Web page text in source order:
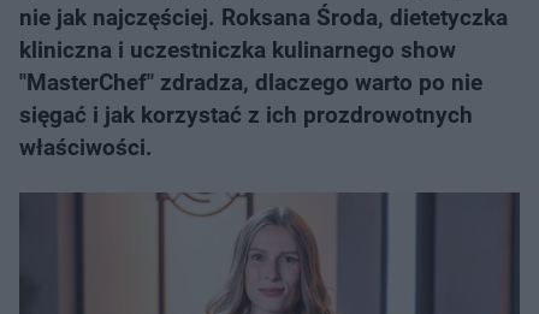
nie jak najczęściej. Roksana Środa, dietetyczka
kliniczna i uczestniczka kulinarnego show
"MasterChef" zdradza, dlaczego warto po nie
sięgać i jak korzystać z ich prozdrowotnych
właściwości.